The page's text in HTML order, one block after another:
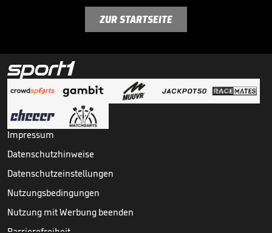
ZUR STARTSEITE
Impressum
Datenschutzhinweise
Datenschutzeinstellungen
Nutzungsbedingungen
Nutzung mit Werbung beenden